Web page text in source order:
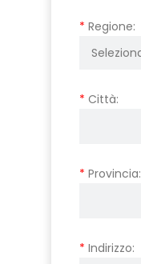
* Regione:
* Città:
* Provincia:
* Indirizzo: